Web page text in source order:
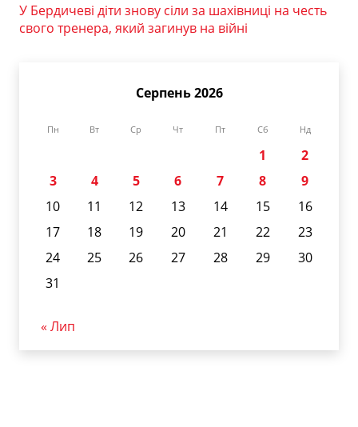
У Бердичеві діти знову сіли за шахівниці на честь
свого тренера, який загинув на війні
Серпень 2026
Пн Вт Ср Чт Пт Сб Нд
1
2
3
4 5 6 7 8
9
10
11 12 13 14 15
16
17
18 19 20 21 22
23
24
25 26 27 28 29
30
31
« Лип